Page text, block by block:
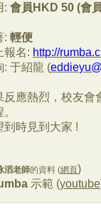
: 會員HKD 50 (會
: 輕便
報名: http://
: 于紹龍 (
反應熱烈，校友會
到時見到大家 !
滔老師的資料 (網頁)
示範 (youtube